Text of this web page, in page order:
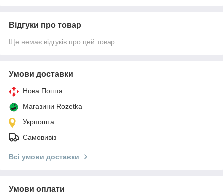
Відгуки про товар
Ще немає відгуків про цей товар
Умови доставки
Нова Пошта
Магазини Rozetka
Укрпошта
Самовивіз
Всі умови доставки
Умови оплати